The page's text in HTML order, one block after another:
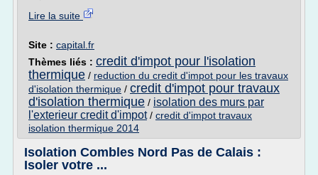
Lire la suite
Site : capital.fr
Thèmes liés : credit d'impot pour l'isolation
thermique / reduction du credit d'impot pour les travaux
d'isolation thermique / credit d'impot pour travaux
d'isolation thermique / isolation des murs par
l'exterieur credit d'impot/ credit d'impot travaux
isolation thermique 2014
Isolation Combles Nord Pas de Calais :
Isoler votre ...